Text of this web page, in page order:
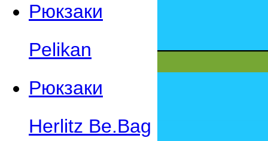
Рюкзаки
Pelikan
Рюкзаки
Herlitz Be.Bag